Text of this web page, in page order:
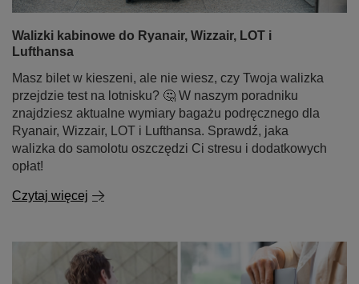
Walizki kabinowe do Ryanair, Wizzair, LOT i
Lufthansa
Masz bilet w kieszeni, ale nie wiesz, czy Twoja walizka
przejdzie test na lotnisku? 🤔 W naszym poradniku
znajdziesz aktualne wymiary bagażu podręcznego dla
Ryanair, Wizzair, LOT i Lufthansa. Sprawdź, jaka
walizka do samolotu oszczędzi Ci stresu i dodatkowych
opłat!
Czytaj więcej